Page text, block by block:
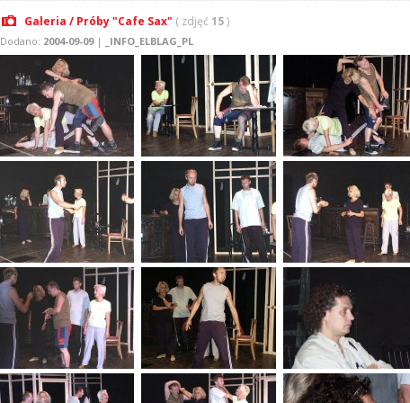
Galeria / Próby "Cafe Sax" ( zdjęć 15)
Dodano: 2004-09-09| _INFO_ELBLAG_PL